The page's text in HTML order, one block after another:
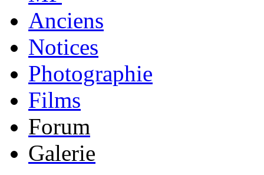
Anciens
Notices
Photographie
Films
Forum
Galerie